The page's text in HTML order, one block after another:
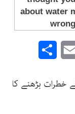
Email
خطرات بڑھنے کا